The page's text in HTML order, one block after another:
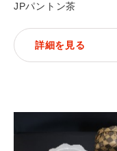
JPパントン茶
詳細を見る